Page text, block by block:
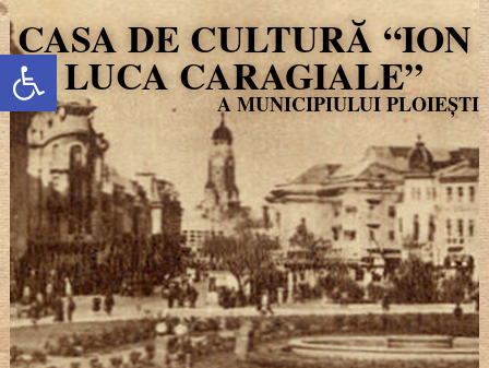
Deschide bara de unelte
CASA DE CULTURĂ “ION
LUCA CARAGIALE”